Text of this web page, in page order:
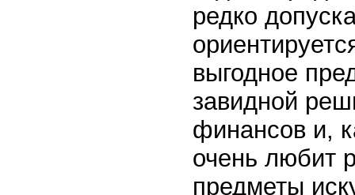
редко
выгодное
завидной
финансов и,
очень любит
предметы